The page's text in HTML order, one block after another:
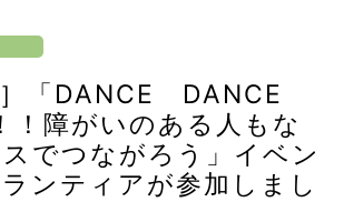
］「DANCE DANCE
！障がいのある人もな
でつながろう」イベン
ンティアが参加しまし